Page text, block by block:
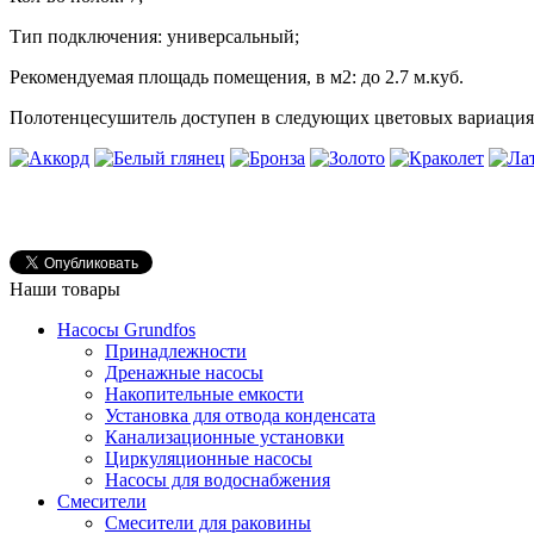
Тип подключения: универсальный;
Рекомендуемая площадь помещения, в м2: до 2.7 м.куб.
Полотенцесушитель доступен в следующих цветовых
Наши товары
Насосы Grundfos
Принадлежности
Дренажные насосы
Накопительные емкости
Установка для отвода конденсата
Канализационные установки
Циркуляционные насосы
Насосы для водоснабжения
Смесители
Смесители для раковины